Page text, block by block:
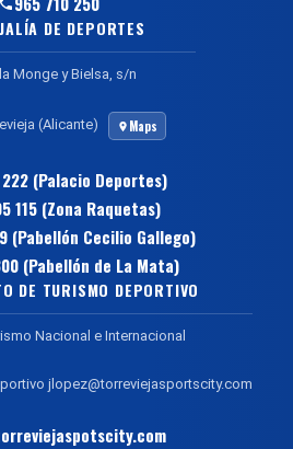
DE DEPORTES
Monge y Bielsa, s/n
(Alicante) Maps
222 (Palacio Deportes)
115 (Zona Raquetas)
(Pabellón Cecilio Gallego)
(Pabellón de La Mata)
DE TURISMO DEPORTIVO
Nacional e Internacional
jlopez@torreviejasportscity.com